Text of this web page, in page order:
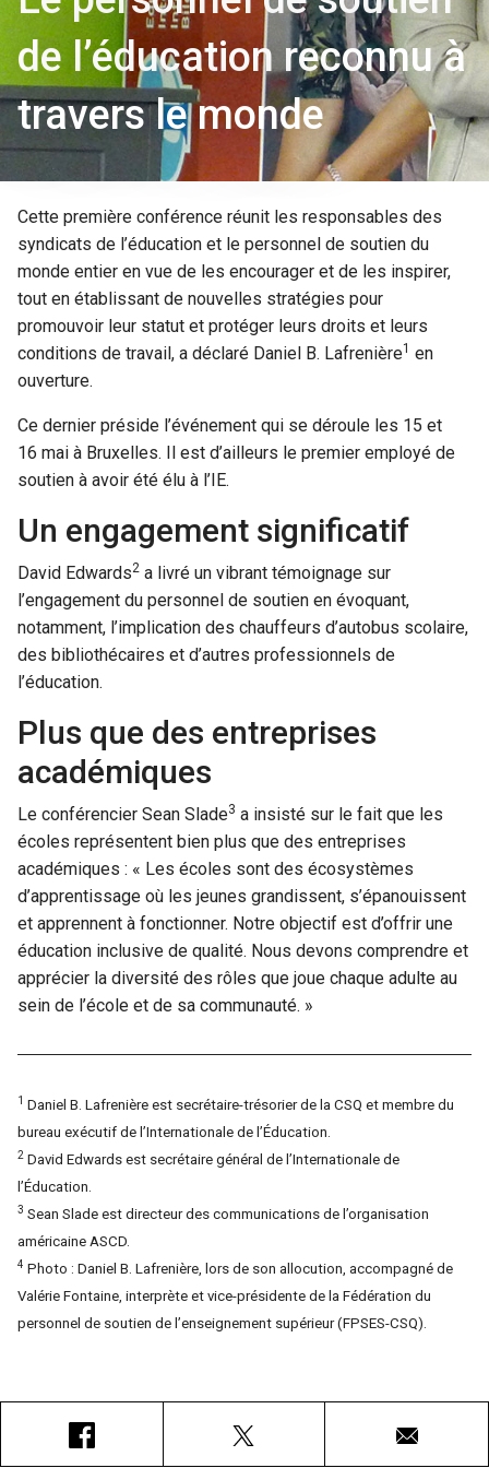
de l’éducation reconnu à
travers le monde
Cette première conférence réunit les responsables des
syndicats de l’éducation et le personnel de soutien du
monde entier en vue de les encourager et de les inspirer,
tout en établissant de nouvelles stratégies pour
promouvoir leur statut et protéger leurs droits et leurs
conditions de travail, a déclaré Daniel B. Lafrenière1 en
ouverture.
Ce dernier préside l’événement qui se déroule les 15 et
16 mai à Bruxelles. Il est d’ailleurs le premier employé de
soutien à avoir été élu à l’IE.
Un engagement significatif
David Edwards2 a livré un vibrant témoignage sur
l’engagement du personnel de soutien en évoquant,
notamment, l’implication des chauffeurs d’autobus scolaire,
des bibliothécaires et d’autres professionnels de
l’éducation.
Plus que des entreprises
académiques
Le conférencier Sean Slade3 a insisté sur le fait que les
écoles représentent bien plus que des entreprises
académiques : « Les écoles sont des écosystèmes
d’apprentissage où les jeunes grandissent, s’épanouissent
et apprennent à fonctionner. Notre objectif est d’offrir une
éducation inclusive de qualité. Nous devons comprendre et
apprécier la diversité des rôles que joue chaque adulte au
sein de l’école et de sa communauté. »
1 Daniel B. Lafrenière est secrétaire-trésorier de la CSQ et membre du
bureau exécutif de l’Internationale de l’Éducation.
2 David Edwards est secrétaire général de l’Internationale de
l’Éducation.
3 Sean Slade est directeur des communications de l’organisation
américaine ASCD.
4 Photo : Daniel B. Lafrenière, lors de son allocution, accompagné de
Valérie Fontaine, interprète et vice-présidente de la Fédération du
personnel de soutien de l’enseignement supérieur (FPSES-CSQ).
Courriel